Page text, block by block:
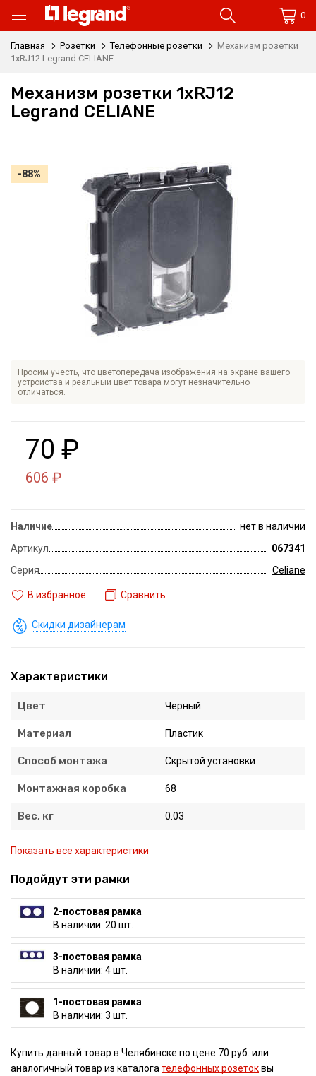
0
Главная Розетки Телефонные розетки
Механизм розетки
1xRJ12 Legrand CELIANE
Механизм розетки 1xRJ12
Legrand CELIANE
Просим учесть, что цветопередача изображения на экране вашего
устройства и реальный цвет товара могут незначительно
отличаться.
-88%
70 ₽
606₽
Наличие
нет в наличии
Артикул
067341
Серия
Celiane
В избранное Сравнить
Скидки дизайнерам
Характеристики
Цвет Черный
Материал Пластик
Способ монтажа Скрытой установки
Монтажная коробка 68
Вес, кг 0.03
Показать все характеристики
Подойдут эти рамки
2-постовая рамка
В наличии: 20 шт.
3-постовая рамка
В наличии: 4 шт.
1-постовая рамка
В наличии: 3 шт.
Купить данный товар в Челябинске по цене 70 руб. или
аналогичный товар из каталогателефонных розетоквы